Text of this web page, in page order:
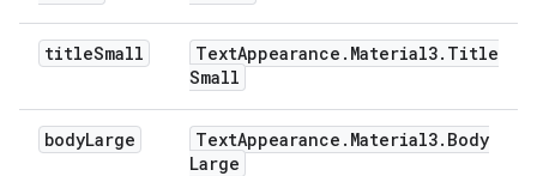
titleSmall TextAppearance . Material3. Title
Small
bodyLarge TextAppearance . Material3. Body
Large